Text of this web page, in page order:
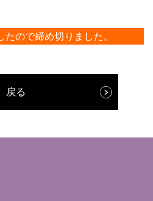
ので締め切りました。
戻る